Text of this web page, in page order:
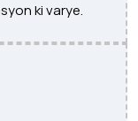
ki varye.